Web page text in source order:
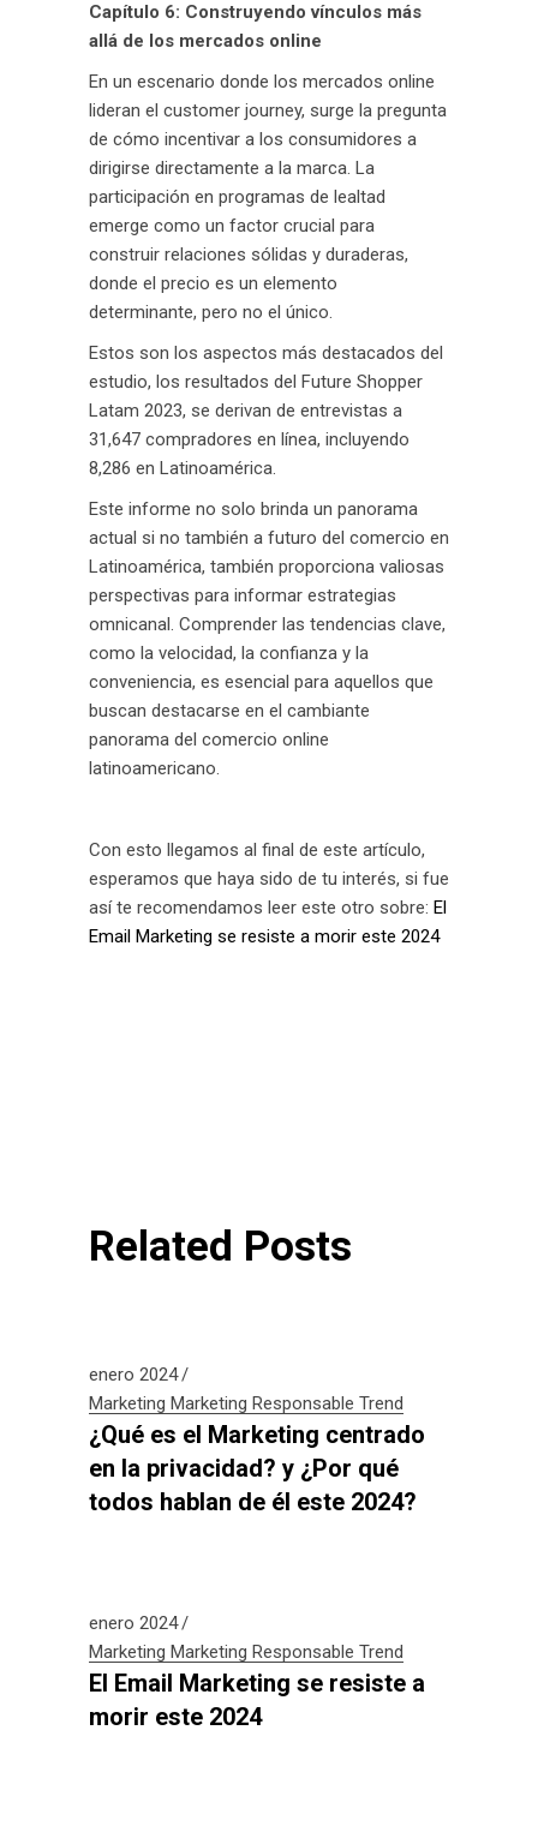
Capítulo 6: Construyendo vínculos más
allá de los mercados online
En un escenario donde los mercados online
lideran el customer journey, surge la pregunta
de cómo incentivar a los consumidores a
dirigirse directamente a la marca. La
participación en programas de lealtad
emerge como un factor crucial para
construir relaciones sólidas y duraderas,
donde el precio es un elemento
determinante, pero no el único.
Estos son los aspectos más destacados del
estudio, los resultados del Future Shopper
Latam 2023, se derivan de entrevistas a
31,647 compradores en línea, incluyendo
8,286 en Latinoamérica.
Este informe no solo brinda un panorama
actual si no también a futuro del comercio en
Latinoamérica, también proporciona valiosas
perspectivas para informar estrategias
omnicanal. Comprender las tendencias clave,
como la velocidad, la confianza y la
conveniencia, es esencial para aquellos que
buscan destacarse en el cambiante
panorama del comercio online
latinoamericano.
Con esto llegamos al final de este artículo,
esperamos que haya sido de tu interés, si fue
así te recomendamos leer este otro sobre: El
Email Marketing se resiste a morir este 2024
Related Posts
enero 2024
Marketing Marketing Responsable Trend
¿Qué es el Marketing centrado
en la privacidad? y ¿Por qué
todos hablan de él este 2024?
enero 2024
Marketing Marketing Responsable Trend
El Email Marketing se resiste a
morir este 2024